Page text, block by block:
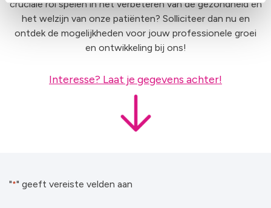
cruciale rol spelen in het verbeteren van de gezondheid en
het welzijn van onze patiënten? Solliciteer dan nu en
ontdek de mogelijkheden voor jouw professionele groei
en ontwikkeling bij ons!
Interesse? Laat je gegevens achter!
"*" geeft vereiste velden aan